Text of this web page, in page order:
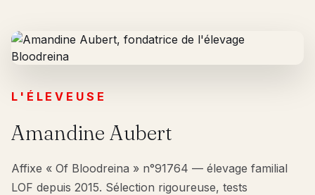
L'ÉLEVEUSE
Amandine Aubert
Affixe « Of Bloodreina » n°91764 — élevage familial
LOF depuis 2015. Sélection rigoureuse, tests